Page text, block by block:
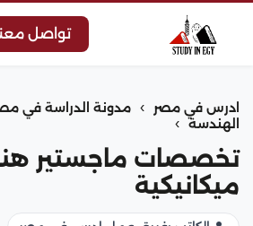
تواصل
ادرس في مصر › مدونة الدراسة في
الهندسة
›
تخصصات ماجستير
ميكانيكية